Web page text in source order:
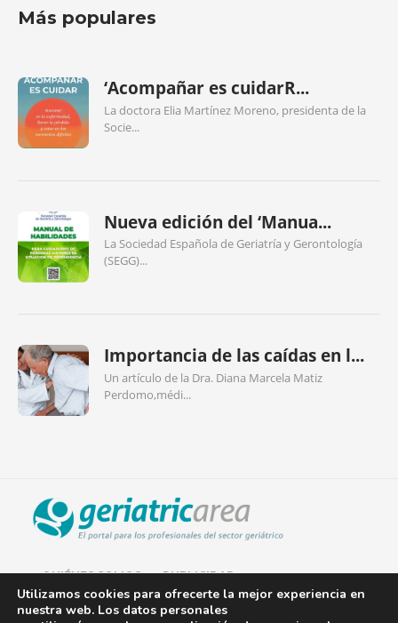
Más populares
‘Acompañar es cuidarR...
La doctora Elia Martínez Moreno, presidenta de la
Socie...
Nueva edición del ‘Manua...
La Sociedad Española de Geriatría y Gerontología
(SEGG)...
Importancia de las caídas en l...
Un artículo de la Dra. Diana Marcela Matiz
Perdomo,médi...
QUIÉNES SOMOS PUBLICIDAD
AVISO LEGAL
Utilizamos cookies para ofrecerte la mejor experiencia en
nuestra web. Los datos personales